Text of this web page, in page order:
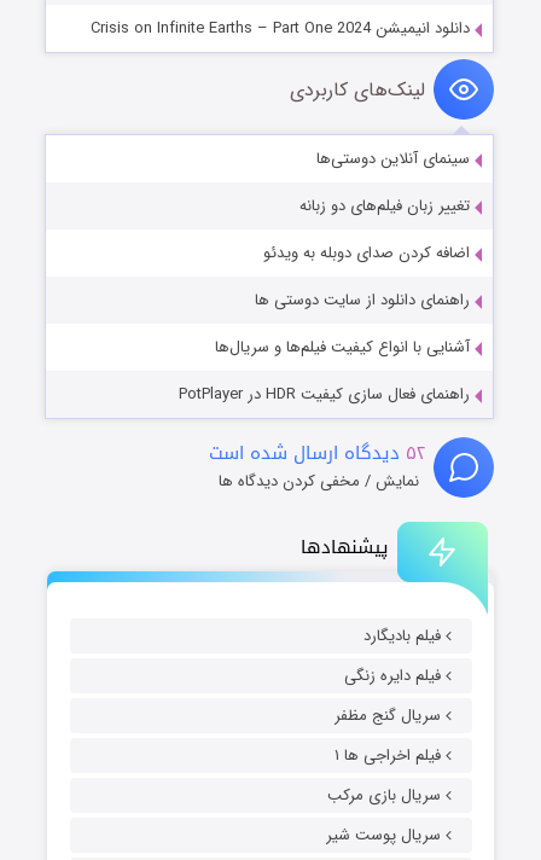
پیشنهادها
فیلم بادیگارد
فیلم دایره زنگی
سریال گنج مظفر
فیلم اخراجی ها ۱
سریال بازی مرکب
سریال پوست شیر
دانلود انیمیشن Crisis on Infinite Earths – Part One 2024
لینک‌های کاربردی
سینمای آنلاین دوستی‌ها
تغییر زبان فیلم‌های دو زبانه
اضافه کردن صدای دوبله به ویدئو
راهنمای دانلود از سایت دوستی ها
آشنایی با انواع کیفیت فیلم‌ها و سریال‌ها
راهنمای فعال سازی کیفیت HDR در PotPlayer
۵۲ دیدگاه ارسال شده است
نمایش / مخفی کردن دیدگاه ها